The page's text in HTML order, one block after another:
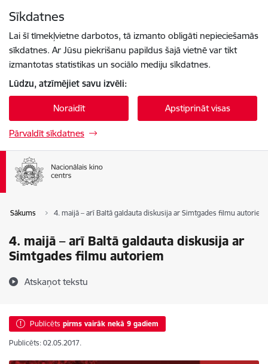
Sīkdatnes
Lai šī tīmekļvietne darbotos, tā izmanto obligāti nepieciešamās
sīkdatnes. Ar Jūsu piekrišanu papildus šajā vietnē var tikt
izmantotas statistikas un sociālo mediju sīkdatnes.
Lūdzu, atzīmējiet savu izvēli:
Noraidīt Apstiprināt visas
Pārvaldīt sīkdatnes
Sākums 4. maijā – arī Baltā galdauta diskusija ar Simtgades filmu autoriem
4. maijā – arī Baltā galdauta diskusija ar
Simtgades filmu autoriem
Atskaņot tekstu
Publicēts pirms vairāk nekā 9 gadiem
Publicēts: 02.05.2017.